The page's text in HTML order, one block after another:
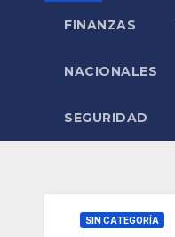
FINANZAS
NACIONALES
SEGURIDAD
SIN CATEGORÍA